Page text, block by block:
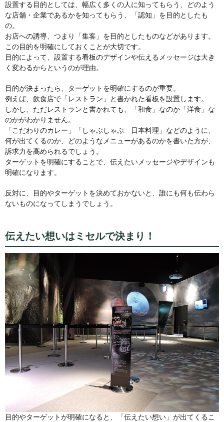
設置する目的としては、幅広く多くの人に知ってもらう、どのよう
な店舗・企業であるかを知ってもらう、「認知」を目的としたも
の。
お店への誘導、つまり「集客」を目的としたものなどがあります。
この目的を明確にしておくことが大切です。
目的によって、設置する看板のデザインや伝えるメッセージは大き
く変わるからというのが理由。
目的が決まったら、ターゲットを明確にするのが重要。
例えば、飲食店で「レストラン」と書かれた看板を設置します。
しかし、ただレストランと書かれても、「和食」なのか「洋食」な
のかがわかりません。
「こだわりのカレー」「しゃぶしゃぶ 日本料理」などのように、
何が出てくるのか、どのようなメニューがあるのかを書いた方が、
訴求力を高められるでしょう。
ターゲットを明確にすることで、伝えたいメッセージやデザインも
明確になります。
反対に、目的やターゲットを決めておかないと、誰にも何も伝わら
ないものになってしまうでしょう。
伝えたい想いはミセルで決まり！
目的やターゲットが明確になると、「伝えたい想い」が出てくるこ